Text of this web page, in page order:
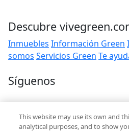
Descubre
Inmuebles Información Green
somos Servicios Green Te
Síguenos
Contacto
hola@vivegreen.com
This website may use its own and
analytical purposes, and to show